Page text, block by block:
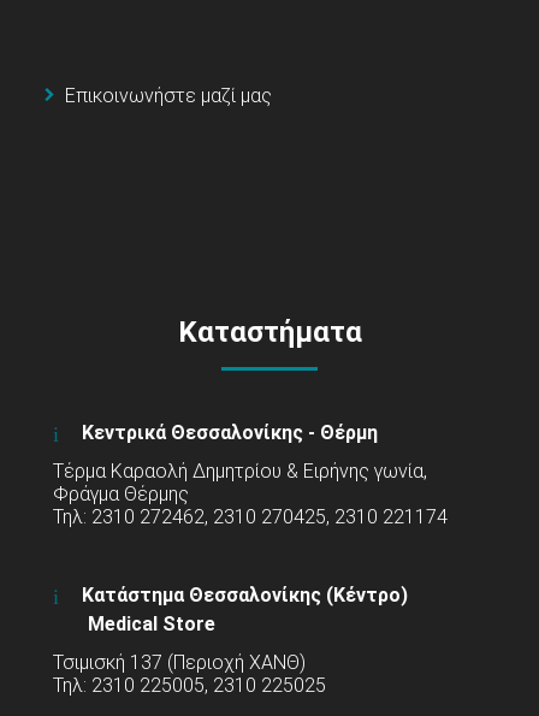
Επικοινωνήστε μαζί μας
Καταστήματα
Κεντρικά Θεσσαλονίκης - Θέρμη
Τέρμα Καραολή Δημητρίου & Ειρήνης γωνία,
Φράγμα Θέρμης
Τηλ: 2310 272462, 2310 270425, 2310 221174
Κατάστημα Θεσσαλονίκης (Κέντρο)
Medical Store
Τσιμισκή 137 (Περιοχή ΧΑΝΘ)
Τηλ: 2310 225005, 2310 225025